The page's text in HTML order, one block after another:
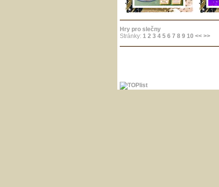
Hry pro slečny
Stránky: 1 2 3 4 5 6 7 8 9 10 << >>